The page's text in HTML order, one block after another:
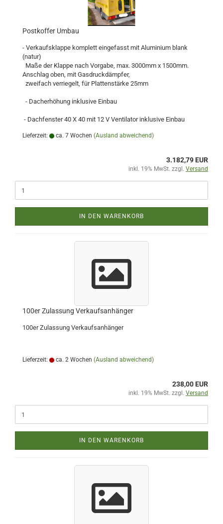
Postkoffer Umbau
- Verkaufsklappe komplett eingefasst mit Aluminium blank
(natur)
Maße der Klappe nach Vorgabe, max. 3000mm x 1500mm.
Anschlag oben, mit Gasdruckdämpfer,
zweifach verriegelt, für Plattenstärke 25mm
- Dacherhöhung inklusive Einbau
- Dachfenster 40 X 40 mit 12 V Ventilator inklusive Einbau
Lieferzeit: ca. 7 Wochen (Ausland abweichend)
3.182,79 EUR
inkl. 19% MwSt. zzgl. Versand
IN DEN WARENKORB
100er Zulassung Verkaufsanhänger
100er Zulassung Verkaufsanhänger
Lieferzeit: ca. 2 Wochen (Ausland abweichend)
238,00 EUR
inkl. 19% MwSt. zzgl. Versand
IN DEN WARENKORB